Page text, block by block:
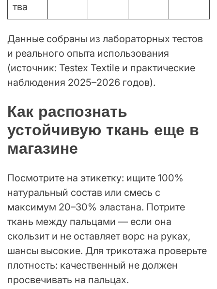
тва
Данные собраны из лабораторных тестов
и реального опыта использования
(источник: Testex Textile и практические
наблюдения 2025–2026 годов).
Как распознать
устойчивую ткань еще в
магазине
Посмотрите на этикетку: ищите 100%
натуральный состав или смесь с
максимум 20–30% эластана. Потрите
ткань между пальцами — если она
скользит и не оставляет ворс на руках,
шансы высокие. Для трикотажа проверьте
плотность: качественный не должен
просвечивать на пальцах.